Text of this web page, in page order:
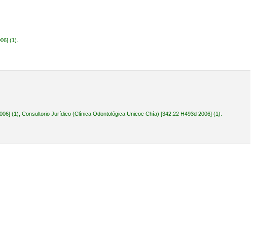
(1).
(1), Consultorio Jurídico (Clínica Odontológica Unicoc Chía) [342.22 H493d 2006] (1).